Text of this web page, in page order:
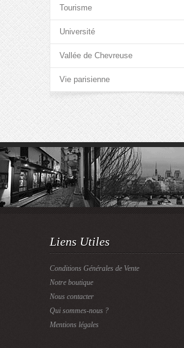
Tourisme
Université
Vallée de Chevreuse
Vie parisienne
Liens Utiles
Conditions Générales de Vente
Notre boutique
Nous contacter
Qui sommes-nous ?
Mentions légales